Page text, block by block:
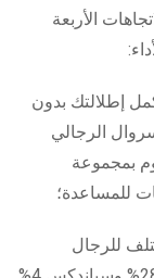
الأربعة
إطلالتك بدون
الرجالي
بمجموعة
للمساعدة؛
للرجال